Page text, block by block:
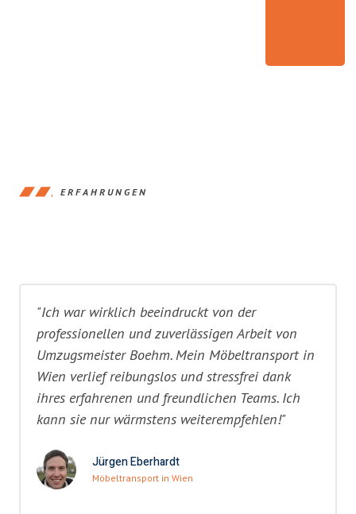
ERFAHRUNGEN
"Ich war wirklich beeindruckt von der
professionellen und zuverlässigen Arbeit von
Umzugsmeister Boehm. Mein Möbeltransport in
Wien verlief reibungslos und stressfrei dank
ihres erfahrenen und freundlichen Teams. Ich
kann sie nur wärmstens weiterempfehlen!"
Jürgen Eberhardt
Möbeltransport in Wien